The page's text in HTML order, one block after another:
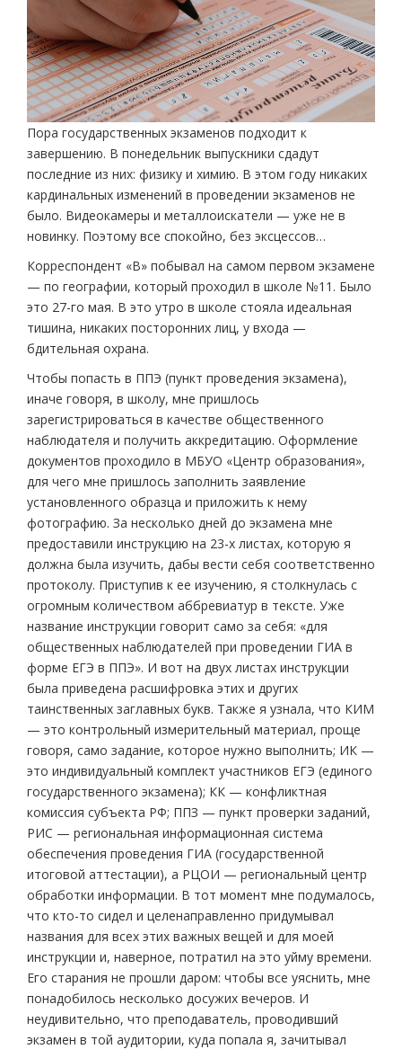
Пора государственных экзаменов подходит к
завершению. В понедельник выпускники сдадут
последние из них: физику и химию. В этом году никаких
кардинальных изменений в проведении экзаменов не
было. Видеокамеры и металлоискатели — уже не в
новинку. Поэтому все спокойно, без эксцессов…
Корреспондент «В» побывал на самом первом экзамене
— по географии, который проходил в школе №11. Было
это 27-го мая. В это утро в школе стояла идеальная
тишина, никаких посторонних лиц, у входа —
бдительная охрана.
Чтобы попасть в ППЭ (пункт проведения экзамена),
иначе говоря, в школу, мне пришлось
зарегистрироваться в качестве общественного
наблюдателя и получить аккредитацию. Оформление
документов проходило в МБУО «Центр образования»,
для чего мне пришлось заполнить заявление
установленного образца и приложить к нему
фотографию. За несколько дней до экзамена мне
предоставили инструкцию на 23-х листах, которую я
должна была изучить, дабы вести себя соответственно
протоколу. Приступив к ее изучению, я столкнулась с
огромным количеством аббревиатур в тексте. Уже
название инструкции говорит само за себя: «для
общественных наблюдателей при проведении ГИА в
форме ЕГЭ в ППЭ». И вот на двух листах инструкции
была приведена расшифровка этих и других
таинственных заглавных букв. Также я узнала, что КИМ
— это контрольный измерительный материал, проще
говоря, само задание, которое нужно выполнить; ИК —
это индивидуальный комплект участников ЕГЭ (единого
государственного экзамена); КК — конфликтная
комиссия субъекта РФ; ППЗ — пункт проверки заданий,
РИС — региональная информационная система
обеспечения проведения ГИА (государственной
итоговой аттестации), а РЦОИ — региональный центр
обработки информации. В тот момент мне подумалось,
что кто-то сидел и целенаправленно придумывал
названия для всех этих важных вещей и для моей
инструкции и, наверное, потратил на это уйму времени.
Его старания не прошли даром: чтобы все уяснить, мне
понадобилось несколько досужих вечеров. И
неудивительно, что преподаватель, проводивший
экзамен в той аудитории, куда попала я, зачитывал